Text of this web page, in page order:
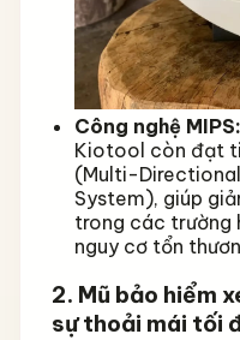
Công nghệ MIPS:
Kiotool còn đạt
(Multi-
System), giúp
trong các trường
nguy cơ tổn
2. Mũ bảo hiểm
sự thoải mái tối